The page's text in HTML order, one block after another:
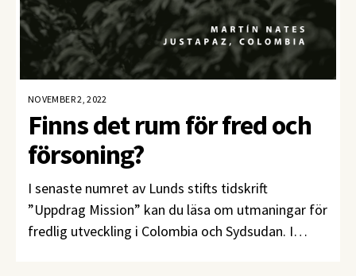
NOVEMBER 2, 2022
Finns det rum för fred och
försoning?
I senaste numret av Lunds stifts tidskrift
”Uppdrag Mission” kan du läsa om utmaningar för
fredlig utveckling i Colombia och Sydsudan. I